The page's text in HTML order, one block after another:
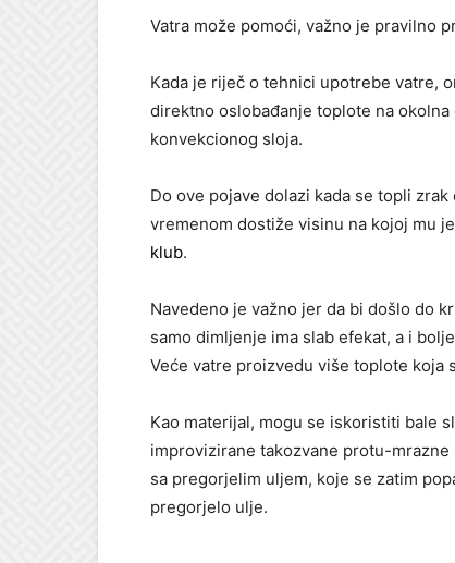
Vatra može pomoći, važno je pravilno
Kada je riječ o tehnici upotrebe vatre,
direktno oslobađanje toplote na
konvekcionog sloja.
Do ove pojave dolazi kada se topli
vremenom dostiže visinu na kojoj mu
klub.
Navedeno je važno jer da bi došlo do
samo dimljenje ima slab efekat, a i
Veće vatre proizvedu više toplote koja
Kao materijal, mogu se iskoristiti bale
improvizirane takozvane protu-
sa pregorjelim uljem, koje se zatim
pregorjelo ulje.